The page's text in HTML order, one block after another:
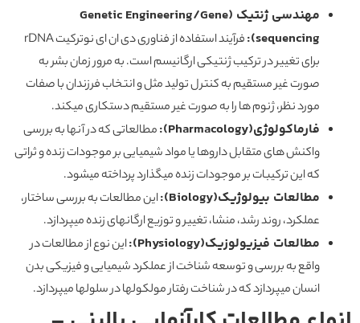
مهندسی ژنتیک (Genetic Engineering/Gene
sequencing):
فرآیند استفاده از فناوری دی ان ای نوترکیت rDNA
برای تغییر در ترکیب ژنتیکی ارگانیسم است. به مرور زمان بشر به
صورت غیر مستقیم به کنترل تولید مثل و انتخاب فرزندان با صفات
مورد نظر، ژنوم ها را به صورت غیر مستقیم دستکاری میکند.
فارماکولوژی(Pharmacology):
مطالعاتی که در آنها به بررسی
واکنش های متقابل داروها یا مواد شیمیایی بر موجودات زنده و ثراتی
که این ترکیبات بر موجودات زنده میگذارد پرداخته میشود.
مطالعات بیولوژیک(Biology):
این مطالعات به بررسی ساختار،
عملکرد، روند رشد، منشا، تغییر و توزیع ارگانهای زنده میپردازد.
مطالعات فیزیولوزیک(Physiology):
این نوع از مطالعات در
واقع به بررسی و توسعه شناخت از عملکرد شیمیایی و فیزیکی بدن
انسان میپردازد که در شناخت رفتار مولکولها در سلولها میپردازد.